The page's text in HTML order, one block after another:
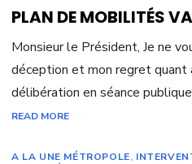
PLAN DE MOBILITÉS
Monsieur le Président, Je ne
déception et mon regret quant
délibération en séance
READ MORE
A LA UNE MÉTROPOLE,